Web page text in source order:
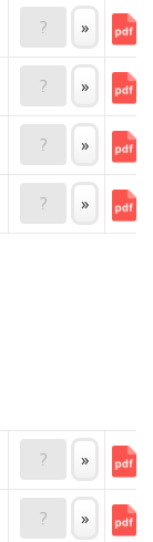
? »
? »
? »
? »
? »
? »